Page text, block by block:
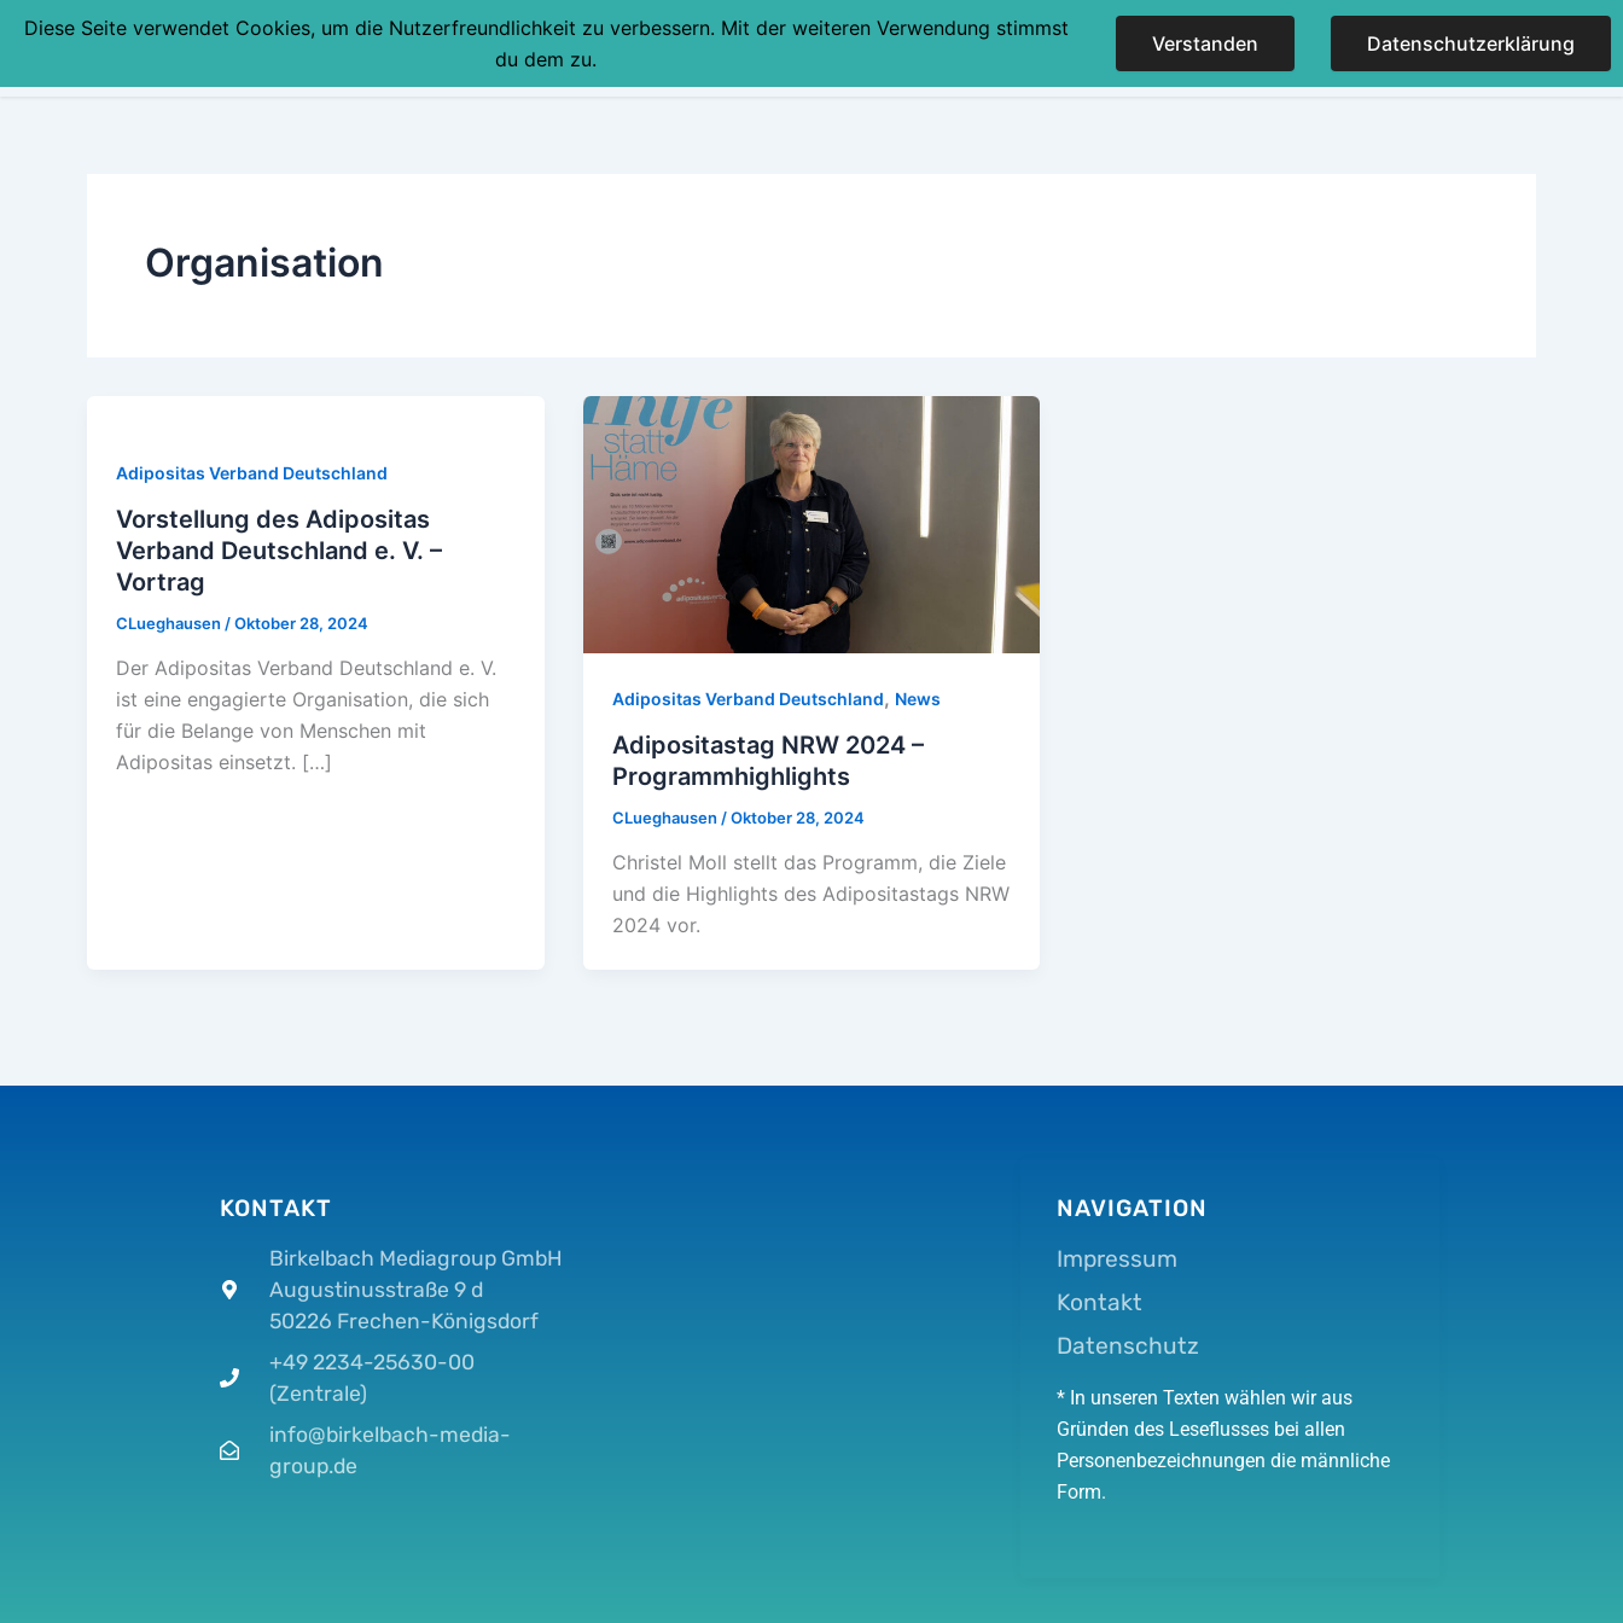
Zum
STARTSEITE KONTAKT IMPRESSUM
Organisation
Adipositas Verband Deutschland
Vorstellung des Adipositas
Verband Deutschland e. V. –
Vortrag
CLueghausen /Oktober 28, 2024
Der Adipositas Verband Deutschland e. V.
ist eine engagierte Organisation, die sich
für die Belange von Menschen mit
Adipositas einsetzt. […]
Adipositas Verband Deutschland, News
Adipositastag NRW 2024 –
Programmhighlights
CLueghausen /Oktober 28, 2024
Christel Moll stellt das Programm, die Ziele
und die Highlights des Adipositastags NRW
2024 vor.
KONTAKT
Birkelbach Mediagroup GmbH
Augustinusstraße 9 d
50226 Frechen-Königsdorf
+49 2234-25630-00
(Zentrale)
info@birkelbach-media-
group.de
NAVIGATION
Impressum
Kontakt
Datenschutz
* In unseren Texten wählen wir aus
Gründen des Leseflusses bei allen
Personenbezeichnungen die männliche
Form.
Diese Seite verwendet Cookies, um die Nutzerfreundlichkeit zu verbessern. Mit der weiteren Verwendung stimmst
du dem zu.
Verstanden Datenschutzerklärung